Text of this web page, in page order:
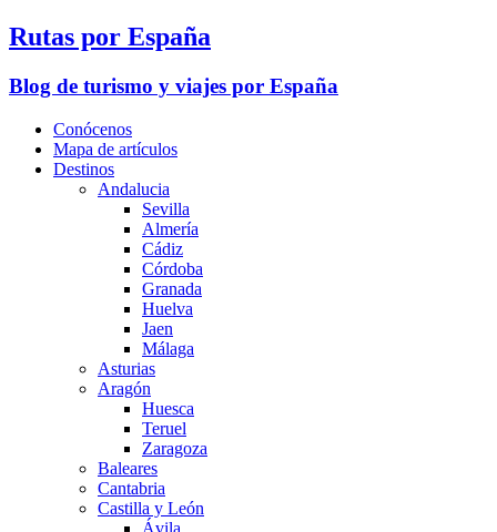
Rutas por España
Blog de turismo y viajes por España
Conócenos
Mapa de artículos
Destinos
Andalucia
Sevilla
Almería
Cádiz
Córdoba
Granada
Huelva
Jaen
Málaga
Asturias
Aragón
Huesca
Teruel
Zaragoza
Baleares
Cantabria
Castilla y León
Ávila